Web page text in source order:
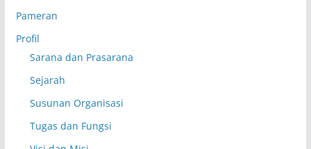
Pameran
Profil
Sarana dan Prasarana
Sejarah
Susunan Organisasi
Tugas dan Fungsi